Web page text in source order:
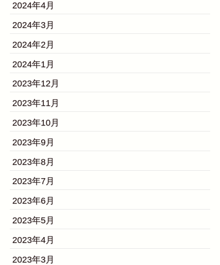
2024年4月
2024年3月
2024年2月
2024年1月
2023年12月
2023年11月
2023年10月
2023年9月
2023年8月
2023年7月
2023年6月
2023年5月
2023年4月
2023年3月